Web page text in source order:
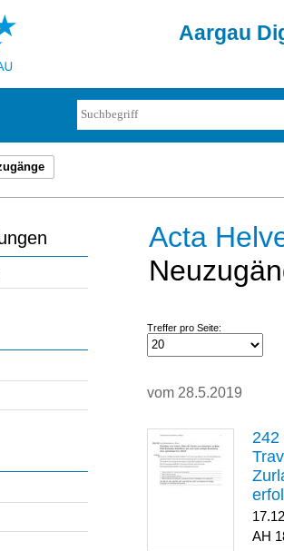
Aargau
Acta
Treffer pro Seite:
vom 28.5.2019